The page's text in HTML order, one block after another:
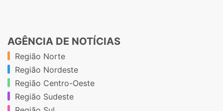
AGÊNCIA DE NOTÍCIAS
Região Norte
Região Nordeste
Região Centro-Oeste
Região Sudeste